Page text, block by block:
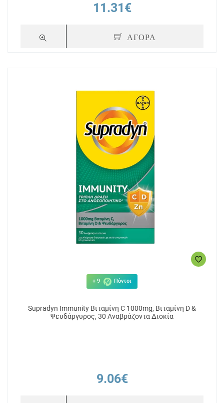
11.31€
ΑΓΟΡΑ
+ 9 Πόντοι
Supradyn Immunity Βιταμίνη C 1000mg, Βιταμίνη D &
Ψευδάργυρος, 30 Αναβράζοντα Δισκία
9.06€